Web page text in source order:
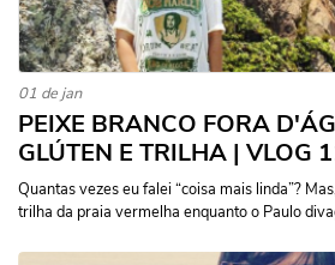
01 de jan
PEIXE BRANCO FORA
GLÚTEN E TRILHA | VLOG
Quantas vezes eu falei “coisa mais linda”?
trilha da praia vermelha enquanto o Paulo